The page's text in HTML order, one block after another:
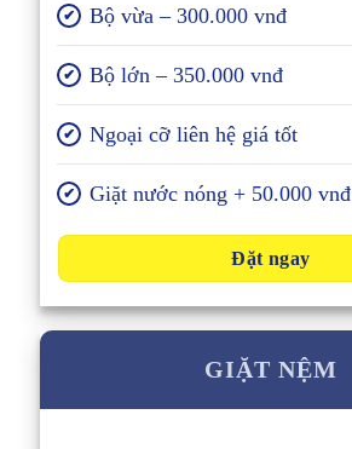
✔ Bộ vừa – 300.000 vnđ
✔ Bộ lớn – 350.000 vnđ
✔ Ngoại cỡ liên hệ giá tốt
✔ Giặt nước nóng + 50.000 vnđ
Đặt ngay
GIẶT NỆM